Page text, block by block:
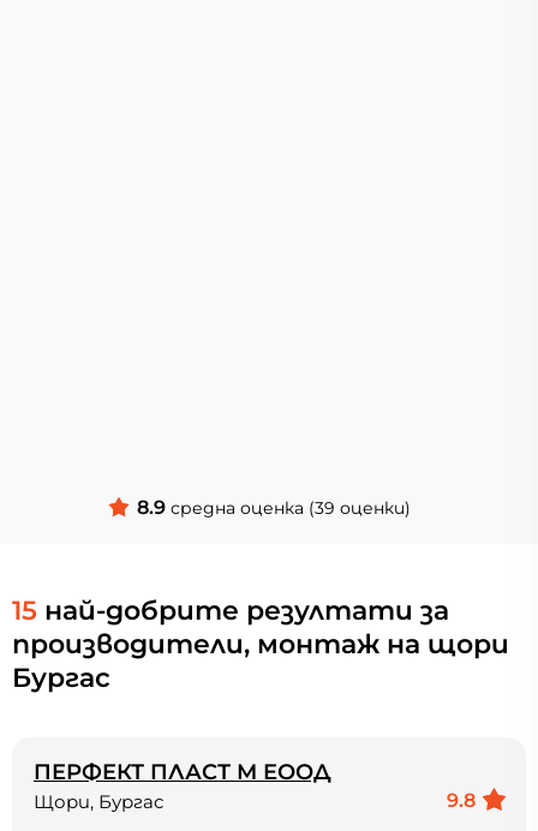
8.9средна оценка (39 оценки)
15 най-добрите резултати за
производители, монтаж на щори
Бургас
ПЕРФЕКТ ПЛАСТ М ЕООД
9.8
Щори, Бургас